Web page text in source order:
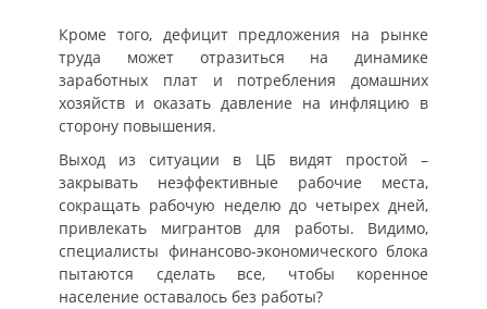
Кроме того, дефицит предложения на рынке
труда может отразиться на динамике
заработных плат и потребления домашних
хозяйств и оказать давление на инфляцию в
сторону повышения.
Выход из ситуации в ЦБ видят простой –
закрывать неэффективные рабочие места,
сокращать рабочую неделю до четырех дней,
привлекать мигрантов для работы. Видимо,
специалисты финансово-экономического блока
пытаются сделать все, чтобы коренное
население оставалось без работы?